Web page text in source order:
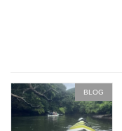
BLOG